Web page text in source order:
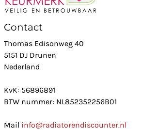
Contact
Thomas Edisonweg 40
5151 DJ Drunen
Nederland
KvK: 56896891
BTW nummer: NL852352256B01
Mail info@radiatorendiscounter.nl